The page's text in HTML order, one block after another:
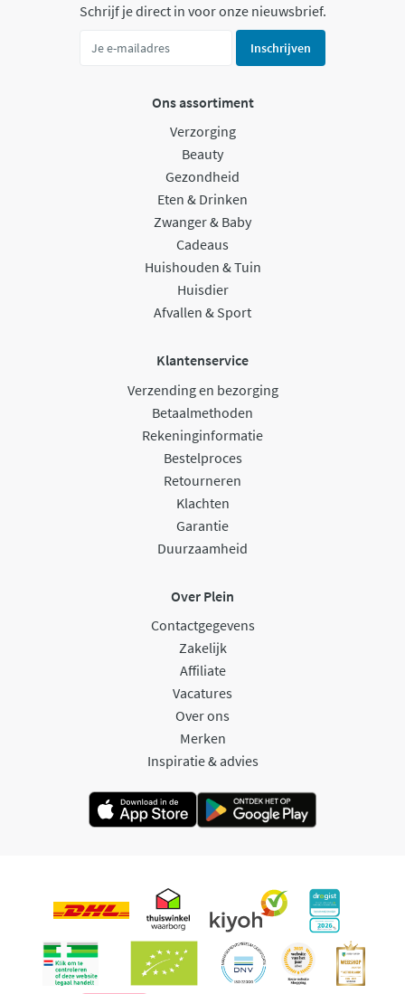
Schrijf je direct in voor onze nieuwsbrief.
Inschrijven
Ons assortiment
Verzorging
Beauty
Gezondheid
Eten & Drinken
Zwanger & Baby
Cadeaus
Huishouden & Tuin
Huisdier
Afvallen & Sport
Klantenservice
Verzending en bezorging
Betaalmethoden
Rekeninginformatie
Bestelproces
Retourneren
Klachten
Garantie
Duurzaamheid
Over Plein
Contactgegevens
Zakelijk
Affiliate
Vacatures
Over ons
Merken
Inspiratie & advies